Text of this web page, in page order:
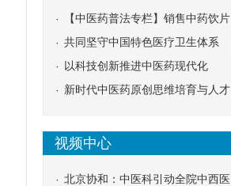
【中医药普法专栏】销售中药饮片
应告知煎服方法及注意事项
共同坚守中国特色医疗卫生体系
以科技创新推进中医药现代化
新时代中医药原创思维培育与人才
视频中心
北京协和：中医科引动全院中西医